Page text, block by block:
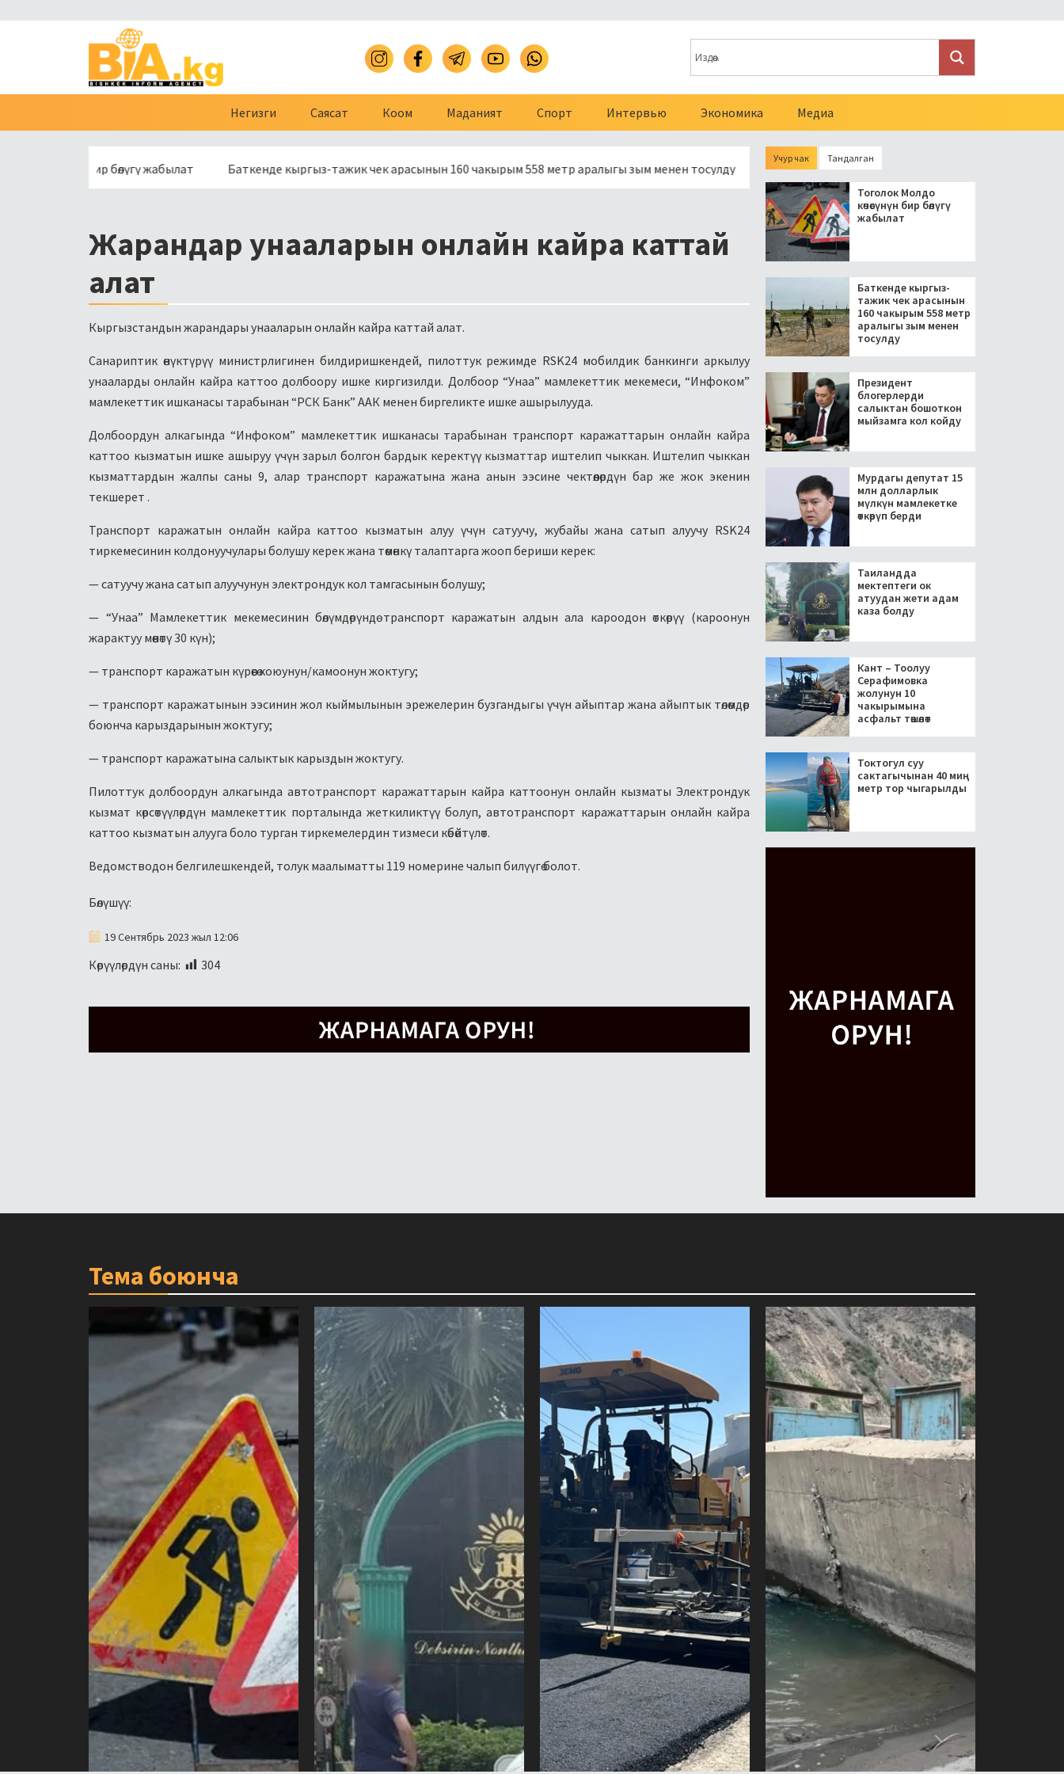
Негизги Саясат Коом Маданият Спорт Интервью Экономика Медиа
бир бөлүгү жабылат Баткенде кыргыз-тажик чек арасынын 160 чакырым 558 метр аралыгы зым менен тосулду Президент блогерлерди салыктан бошоткон мыйзамга кол
Жарандар унааларын онлайн кайра каттай
алат
Кыргызстандын жарандары унааларын онлайн кайра каттай алат.
Санариптик өнүктүрүү министрлигинен билдиришкендей, пилоттук режимде RSK24 мобилдик банкинги аркылуу
унааларды онлайн кайра каттоо долбоору ишке киргизилди. Долбоор “Унаа” мамлекеттик мекемеси, “Инфоком”
мамлекеттик ишканасы тарабынан “РСК Банк” ААК менен биргеликте ишке ашырылууда.
Долбоордун алкагында “Инфоком” мамлекеттик ишканасы тарабынан транспорт каражаттарын онлайн кайра
каттоо кызматын ишке ашыруу үчүн зарыл болгон бардык керектүү кызматтар иштелип чыккан. Иштелип чыккан
кызматтардын жалпы саны 9, алар транспорт каражатына жана анын ээсине чектөөлөрдүн бар же жок экенин
текшерет .
Транспорт каражатын онлайн кайра каттоо кызматын алуу үчүн сатуучу, жубайы жана сатып алуучу RSK24
тиркемесинин колдонуучулары болушу керек жана төмөнкү талаптарга жооп бериши керек:
— сатуучу жана сатып алуучунун электрондук кол тамгасынын болушу;
— “Унаа” Мамлекеттик мекемесинин бөлүмдөрүндө транспорт каражатын алдын ала кароодон өткөрүү (кароонун
жарактуу мөөнөтү 30 күн);
— транспорт каражатын күрөөгө коюунун/камоонун жоктугу;
— транспорт каражатынын ээсинин жол кыймылынын эрежелерин бузгандыгы үчүн айыптар жана айыптык төлөмдөр
боюнча карыздарынын жоктугу;
— транспорт каражатына салыктык карыздын жоктугу.
Пилоттук долбоордун алкагында автотранспорт каражаттарын кайра каттоонун онлайн кызматы Электрондук
кызмат көрсөтүүлөрдүн мамлекеттик порталында жеткиликтүү болуп, автотранспорт каражаттарын онлайн кайра
каттоо кызматын алууга боло турган тиркемелердин тизмеси көбөйтүлөт.
Ведомстводон белгилешкендей, толук маалыматты 119 номерине чалып билүүгө болот.
Бөлүшүү:
19 Сентябрь 2023 жыл 12:06
Көрүүлөрдүн саны: 304
Учур чак Тандалган
Тоголок Молдо
көчөсүнүн бир бөлүгү
жабылат
Баткенде кыргыз-
тажик чек арасынын
160 чакырым 558 метр
аралыгы зым менен
тосулду
Президент
блогерлерди
салыктан бошоткон
мыйзамга кол койду
Мурдагы депутат 15
млн долларлык
мүлкүн мамлекетке
өткөрүп берди
Таиландда
мектептеги ок
атуудан жети адам
каза болду
Кант – Тоолуу
Серафимовка
жолунун 10
чакырымына
асфальт төшөлөт
Токтогул суу
сактагычынан 40 миң
метр тор чыгарылды
Тема боюнча